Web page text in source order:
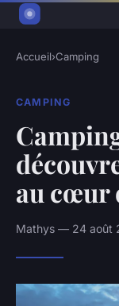
Accueil›Camping
CAMPING
au cœur
Mathys — 24 août